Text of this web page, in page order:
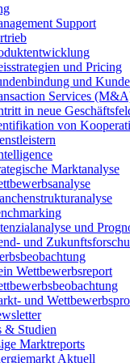
Support
und Pricing
und
Services
in neue
von
Marktanalyse
und
und
Wettbewerbsreport
und
& Studien
Marktreports
Aktuell